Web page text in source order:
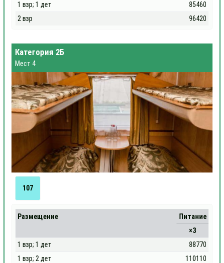
1 взр; 1 дет
85460
2 взр
96420
Категория 2Б
Мест 4
107
Размещение
Питание
×3
1 взр; 1 дет
88770
1 взр; 2 дет
110110